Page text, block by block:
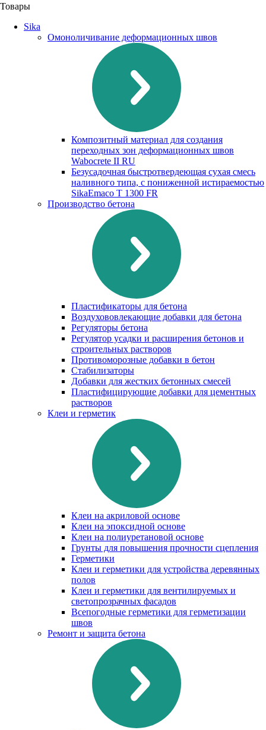
Товары
Sika
Омоноличивание деформационных швов
Композитный материал для создания
переходных зон деформационных швов
Waboсrete II RU
Безусадочная быстротвердеющая сухая смесь
наливного типа, с пониженной истираемостью
SikaEmaco T 1300 FR
Производство бетона
Пластификаторы для бетона
Воздухововлекающие добавки для бетона
Регуляторы бетона
Регулятор усадки и расширения бетонов и
строительных растворов
Противоморозные добавки в бетон
Стабилизаторы
Добавки для жестких бетонных смесей
Пластифицирующие добавки для цементных
растворов
Клеи и герметик
Клеи на акриловой основе
Клеи на эпоксидной основе
Клеи на полиуретановой основе
Грунты для повышения прочности сцепления
Герметики
Клеи и герметики для устройства деревянных
полов
Клеи и герметики для вентилируемых и
светопрозрачных фасадов
Всепогодные герметики для герметизации
швов
Ремонт и защита бетона